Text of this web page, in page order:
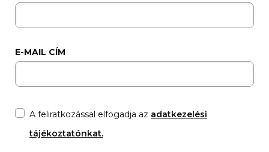
E-MAIL CÍM
A feliratkozással elfogadja az adatkezelési
tájékoztatónkat.